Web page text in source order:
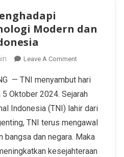
Modern dan
Leave A Comment
— TNI menyambut hari
Oktober 2024. Sejarah
Indonesia (TNI) lahir dari
TNI terus mengawal
bangsa dan negara. Maka
kesejahteraan